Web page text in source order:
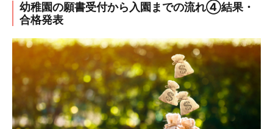
幼稚園の願書受付から入園までの流れ④結果・
合格発表